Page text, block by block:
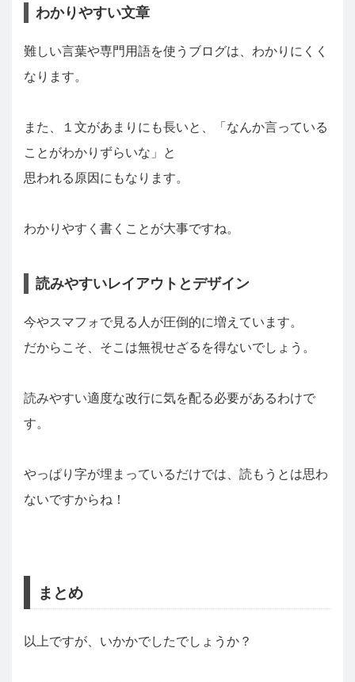
わかりやすい文章
難しい言葉や専門用語を使うブログは、わかりにくく
なります。
また、１文があまりにも長いと、「なんか言っている
ことがわかりずらいな」と
思われる原因にもなります。
わかりやすく書くことが大事ですね。
読みやすいレイアウトとデザイン
今やスマフォで見る人が圧倒的に増えています。
だからこそ、そこは無視せざるを得ないでしょう。
読みやすい適度な改行に気を配る必要があるわけで
す。
やっぱり字が埋まっているだけでは、読もうとは思わ
ないですからね！
まとめ
以上ですが、いかかでしたでしょうか？